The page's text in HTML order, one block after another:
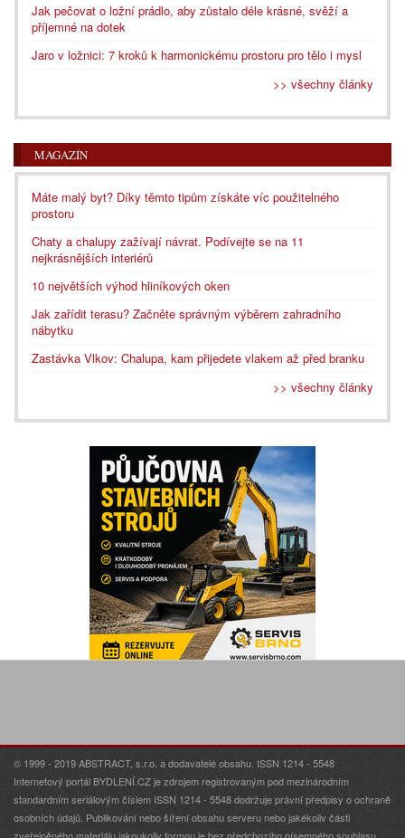
Jak pečovat o ložní prádlo, aby zůstalo déle krásné, svěží a
příjemné na dotek
Jaro v ložnici: 7 kroků k harmonickému prostoru pro tělo i mysl
>> všechny články
MAGAZÍN
Máte malý byt? Díky těmto tipům získáte víc použitelného
prostoru
Chaty a chalupy zažívají návrat. Podívejte se na 11
nejkrásnějších interiérů
10 největších výhod hliníkových oken
Jak zařídit terasu? Začněte správným výběrem zahradního
nábytku
Zastávka Vlkov: Chalupa, kam přijedete vlakem až před branku
>> všechny články
© 1999 - 2019 ABSTRACT, s.r.o. a dodavatelé obsahu. ISSN 1214 - 5548
Internetový portál BYDLENÍ.CZ je zdrojem registrovaným pod mezinárodním
standardním seriálovým číslem ISSN 1214 - 5548 dodržuje právní předpisy o ochraně
osobních údajů. Publikování nebo šíření obsahu serveru nebo jakékoliv části